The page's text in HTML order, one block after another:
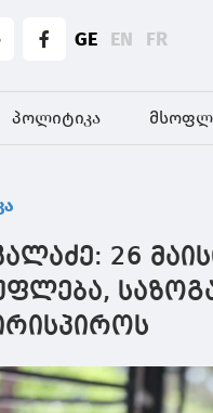
GE EN FR
პოლიტიკა
26